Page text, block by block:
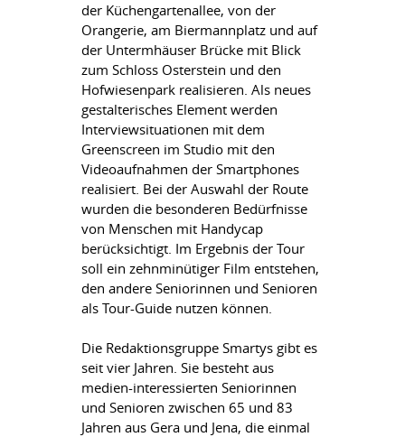
der Küchengartenallee, von der
Orangerie, am Biermannplatz und auf
der Untermhäuser Brücke mit Blick
zum Schloss Osterstein und den
Hofwiesenpark realisieren. Als neues
gestalterisches Element werden
Interviewsituationen mit dem
Greenscreen im Studio mit den
Videoaufnahmen der Smartphones
realisiert. Bei der Auswahl der Route
wurden die besonderen Bedürfnisse
von Menschen mit Handycap
berücksichtigt. Im Ergebnis der Tour
soll ein zehnminütiger Film entstehen,
den andere Seniorinnen und Senioren
als Tour-Guide nutzen können.
Die Redaktionsgruppe Smartys gibt es
seit vier Jahren. Sie besteht aus
medien-interessierten Seniorinnen
und Senioren zwischen 65 und 83
Jahren aus Gera und Jena, die einmal